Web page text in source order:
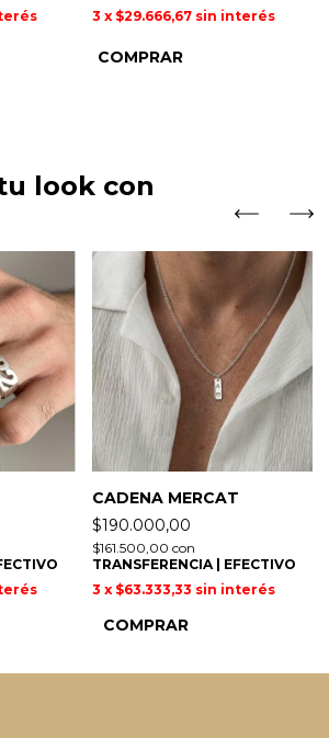
3 x $29.666,67 sin interés
look con
CADENA MERCAT
$190.000,00
$161.500,00 con
TRANSFERENCIA | EFECTIVO
3 x $63.333,33 sin interés
COMPRAR